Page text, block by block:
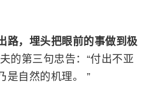
路，埋头把眼前的事做到极
的第三句忠告：“付出不亚
是自然的机理。 ”